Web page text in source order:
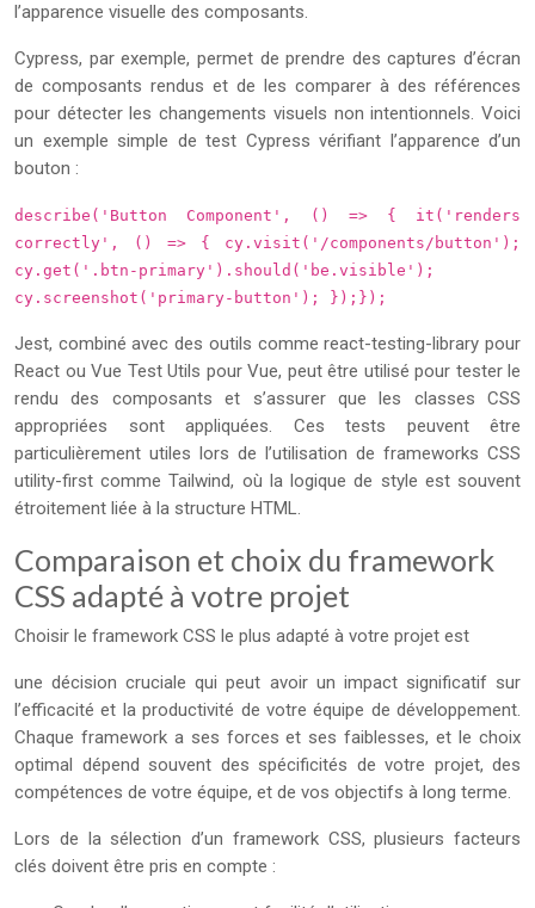
l’apparence visuelle des composants.
Cypress, par exemple, permet de prendre des captures d’écran
de composants rendus et de les comparer à des références
pour détecter les changements visuels non intentionnels. Voici
un exemple simple de test Cypress vérifiant l’apparence d’un
bouton :
describe('Button Component', () => { it('renders
correctly', () => { cy.visit('/components/button');
cy.get('.btn-primary').should('be.visible');
cy.screenshot('primary-button'); });});
Jest, combiné avec des outils comme react-testing-library pour
React ou Vue Test Utils pour Vue, peut être utilisé pour tester le
rendu des composants et s’assurer que les classes CSS
appropriées sont appliquées. Ces tests peuvent être
particulièrement utiles lors de l’utilisation de frameworks CSS
utility-first comme Tailwind, où la logique de style est souvent
étroitement liée à la structure HTML.
Comparaison et choix du framework
CSS adapté à votre projet
Choisir le framework CSS le plus adapté à votre projet est
une décision cruciale qui peut avoir un impact significatif sur
l’efficacité et la productivité de votre équipe de développement.
Chaque framework a ses forces et ses faiblesses, et le choix
optimal dépend souvent des spécificités de votre projet, des
compétences de votre équipe, et de vos objectifs à long terme.
Lors de la sélection d’un framework CSS, plusieurs facteurs
clés doivent être pris en compte :